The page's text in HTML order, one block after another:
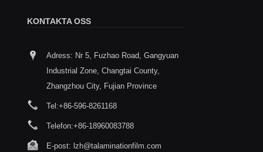
KONTAKTA OSS
Adress: Nr 5, Fuzhao Road, Gangyuan
Industrial Zone, Changtai County,
Zhangzhou City, Fujian Province
Tel:+86-596-8261168
Telefon:+86-18960083788
E-post: lzh@talaminationfilm.com
Efterlevnad som grund, säkerhet som
prioritet - Livsmedelsklassad tryckt
anpassad värmeförseglingsfilm